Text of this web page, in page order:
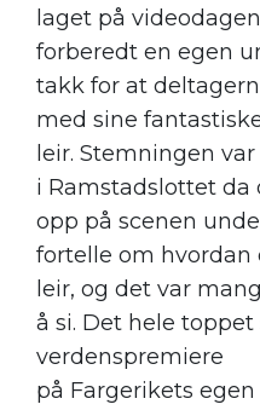
laget på
forberedt en egen
takk for at
med sine
leir. Stemningen
i Ramstadslottet da
opp på scenen
fortelle om hvordan
leir, og det var
å si. Det hele
verdenspremiere
på Fargerikets egen